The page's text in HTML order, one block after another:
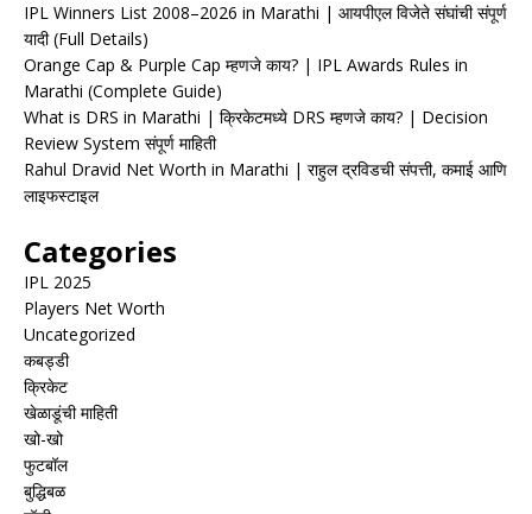
IPL Winners List 2008–2026 in Marathi | आयपीएल विजेते संघांची संपूर्ण
यादी (Full Details)
Orange Cap & Purple Cap म्हणजे काय? | IPL Awards Rules in
Marathi (Complete Guide)
What is DRS in Marathi | क्रिकेटमध्ये DRS म्हणजे काय? | Decision
Review System संपूर्ण माहिती
Rahul Dravid Net Worth in Marathi | राहुल द्रविडची संपत्ती, कमाई आणि
लाइफस्टाइल
Categories
IPL 2025
Players Net Worth
Uncategorized
कबड्डी
क्रिकेट
खेळाडूंची माहिती
खो-खो
फुटबॉल
बुद्धिबळ